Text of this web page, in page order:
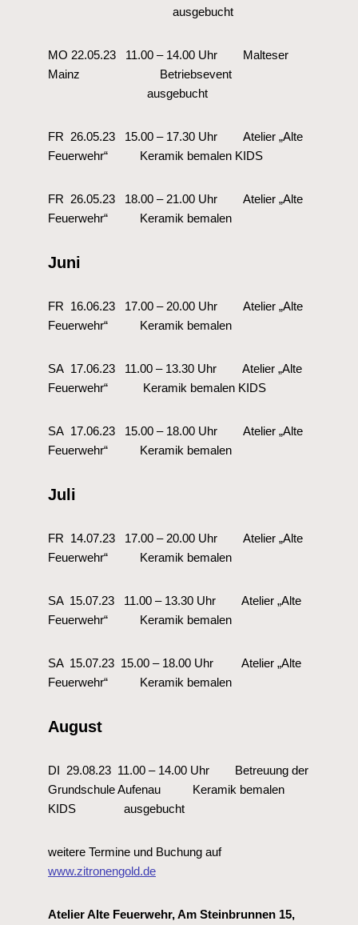
ausgebucht
MO 22.05.23 11.00 – 14.00 Uhr Malteser
Mainz Betriebsevent
ausgebucht
FR 26.05.23 15.00 – 17.30 Uhr Atelier „Alte
Feuerwehr“ Keramik bemalen KIDS
FR 26.05.23 18.00 – 21.00 Uhr Atelier „Alte
Feuerwehr“ Keramik bemalen
Juni
FR 16.06.23 17.00 – 20.00 Uhr Atelier „Alte
Feuerwehr“ Keramik bemalen
SA 17.06.23 11.00 – 13.30 Uhr Atelier „Alte
Feuerwehr“ Keramik bemalen KIDS
SA 17.06.23 15.00 – 18.00 Uhr Atelier „Alte
Feuerwehr“ Keramik bemalen
Juli
FR 14.07.23 17.00 – 20.00 Uhr Atelier „Alte
Feuerwehr“ Keramik bemalen
SA 15.07.23 11.00 – 13.30 Uhr Atelier „Alte
Feuerwehr“ Keramik bemalen
SA 15.07.23 15.00 – 18.00 Uhr Atelier „Alte
Feuerwehr“ Keramik bemalen
August
DI 29.08.23 11.00 – 14.00 Uhr Betreuung der
Grundschule Aufenau Keramik bemalen
KIDS ausgebucht
weitere Termine und Buchung auf
www.zitronengold.de
Atelier Alte Feuerwehr, Am Steinbrunnen 15,